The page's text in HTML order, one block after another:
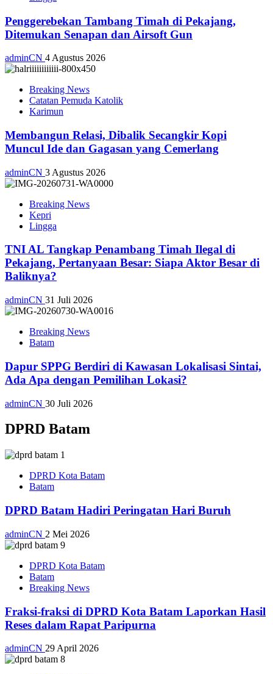
Penggerebekan Tambang Timah di Pekajang,
Ditemukan Senapan dan Airsoft Gun
adminCN 4 Agustus 2026
Breaking News
Catatan Pemuda Katolik
Karimun
Membangun Relasi, Dibalik Secangkir Kopi
Muncul Ide dan Gagasan yang Cemerlang
adminCN 3 Agustus 2026
Breaking News
Kepri
Lingga
TNI AL Tangkap Penambang Timah Ilegal di
Pekajang, Pertanyaan Besar: Siapa Aktor Besar di
Baliknya?
adminCN 31 Juli 2026
Breaking News
Batam
Dapur SPPG Berdiri di Kawasan Lokalisasi Sintai,
Ada Apa dengan Pemilihan Lokasi?
adminCN 30 Juli 2026
DPRD Batam
DPRD Kota Batam
Batam
DPRD Batam Hadiri Peringatan Hari Buruh
adminCN 2 Mei 2026
DPRD Kota Batam
Batam
Breaking News
Fraksi-fraksi di DPRD Kota Batam Laporkan Hasil
Reses dalam Rapat Paripurna
adminCN 29 April 2026